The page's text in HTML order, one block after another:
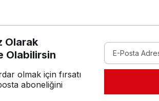
Olarak
Olabilirsin
olmak için fırsatı
aboneliğini